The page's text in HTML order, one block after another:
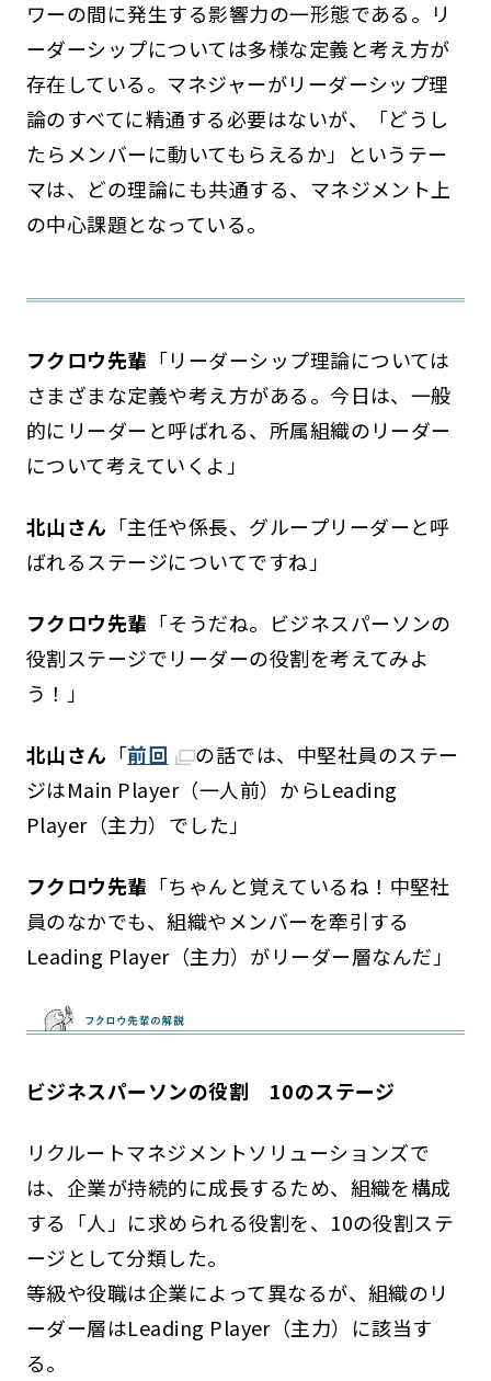
ワーの間に発生する影響力の一形態である。リ
ーダーシップについては多様な定義と考え方が
存在している。マネジャーがリーダーシップ理
論のすべてに精通する必要はないが、「どうし
たらメンバーに動いてもらえるか」というテー
マは、どの理論にも共通する、マネジメント上
の中心課題となっている。
フクロウ先輩 「リーダーシップ理論については
さまざまな定義や考え方がある。今日は、一般
的にリーダーと呼ばれる、所属組織のリーダー
について考えていくよ」
北山さん 「主任や係長、グループリーダーと呼
ばれるステージについてですね」
フクロウ先輩 「そうだね。ビジネスパーソンの
役割ステージでリーダーの役割を考えてみよ
う！」
北山さん 「前回
の話では、中堅社員のステー
ジはMain Player（一人前）からLeading
Player（主力）でした」
フクロウ先輩 「ちゃんと覚えているね！中堅社
員のなかでも、組織やメンバーを牽引する
Leading Player（主力）がリーダー層なんだ」
ビジネスパーソンの役割 10のステージ
リクルートマネジメントソリューションズで
は、企業が持続的に成長するため、組織を構成
する「人」に求められる役割を、10の役割ステ
ージとして分類した。
等級や役職は企業によって異なるが、組織のリ
ーダー層はLeading Player（主力）に該当す
る。